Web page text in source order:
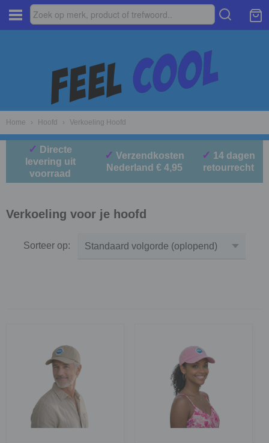
Home › Hoofd › Verkoeling Hoofd
✓ Directe
levering uit
voorraad
✓ Verzendkosten
Nederland € 4,95
✓ 14 dagen
retourrecht
Verkoeling voor je hoofd
Sorteer op: